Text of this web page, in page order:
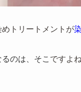
トリートメントが
のは、そこ ですよね